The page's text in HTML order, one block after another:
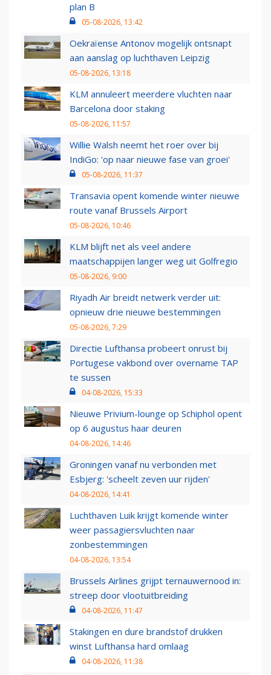
plan B
05-08-2026, 13:42
Oekraïense Antonov mogelijk ontsnapt
aan aanslag op luchthaven Leipzig
05-08-2026, 13:18
KLM annuleert meerdere vluchten naar
Barcelona door staking
05-08-2026, 11:57
Willie Walsh neemt het roer over bij
IndiGo: 'op naar nieuwe fase van groei'
05-08-2026, 11:37
Transavia opent komende winter nieuwe
route vanaf Brussels Airport
05-08-2026, 10:46
KLM blijft net als veel andere
maatschappijen langer weg uit Golfregio
05-08-2026, 9:00
Riyadh Air breidt netwerk verder uit:
opnieuw drie nieuwe bestemmingen
05-08-2026, 7:29
Directie Lufthansa probeert onrust bij
Portugese vakbond over overname TAP
te sussen
04-08-2026, 15:33
Nieuwe Privium-lounge op Schiphol opent
op 6 augustus haar deuren
04-08-2026, 14:46
Groningen vanaf nu verbonden met
Esbjerg: 'scheelt zeven uur rijden'
04-08-2026, 14:41
Luchthaven Luik krijgt komende winter
weer passagiersvluchten naar
zonbestemmingen
04-08-2026, 13:54
Brussels Airlines grijpt ternauwernood in:
streep door vlootuitbreiding
04-08-2026, 11:47
Stakingen en dure brandstof drukken
winst Lufthansa hard omlaag
04-08-2026, 11:38